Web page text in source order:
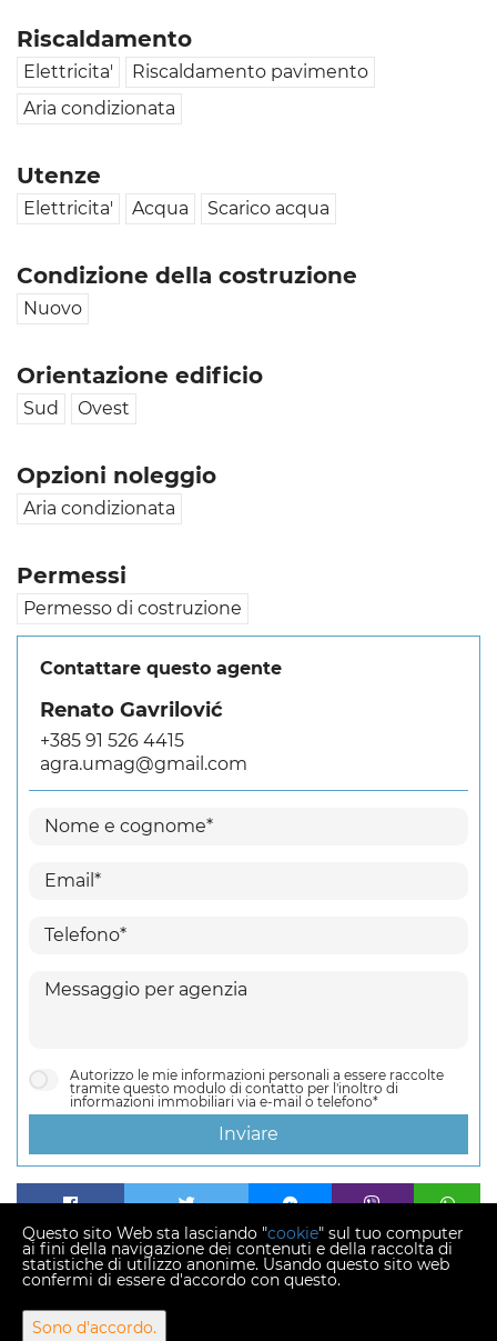
Riscaldamento
Elettricita'
Riscaldamento pavimento
Aria condizionata
Utenze
Elettricita' Acqua Scarico acqua
Condizione della costruzione
Nuovo
Orientazione edificio
Sud Ovest
Opzioni noleggio
Aria condizionata
Permessi
Permesso di costruzione
Contattare questo agente
Renato Gavrilović
+385 91 526 4415
agra.umag@gmail.com
Autorizzo le mie informazioni personali a essere raccolte
tramite questo modulo di contatto per l'inoltro di
informazioni immobiliari via e-mail o telefono*
Inviare
Copyright © 2026 Agraimmo
Tasso di conversione fisso 1 EUR = 7,53450 HRK
Questo sito Web sta lasciando "cookie" sul tuo computer
ai fini della navigazione dei contenuti e della raccolta di
statistiche di utilizzo anonime. Usando questo sito web
confermi di essere d'accordo con questo.
Sono d'accordo.